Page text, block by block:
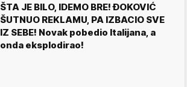
ŠTA JE BILO, IDEMO BRE! ĐOKOVIĆ
ŠUTNUO REKLAMU, PA IZBACIO SVE
IZ SEBE! Novak pobedio Italijana, a
onda eksplodirao!